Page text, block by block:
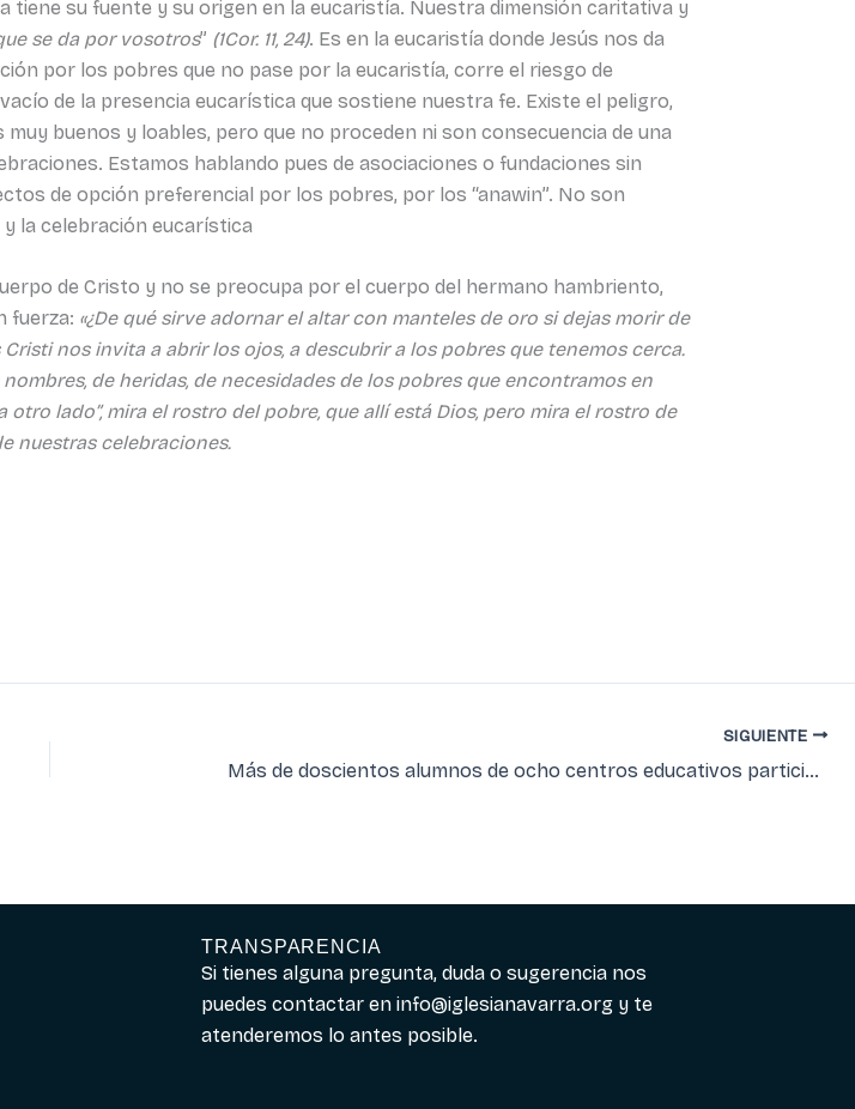
tiene su fuente y su origen en la eucaristía. Nuestra dimensión caritativa y
se da por vosotros” (1Cor. 11, 24). Es en la eucaristía donde Jesús nos da
por los pobres que no pase por la eucaristía, corre el riesgo de
de la presencia eucarística que sostiene nuestra fe. Existe el peligro,
buenos y loables, pero que no proceden ni son consecuencia de una
Estamos hablando pues de asociaciones o fundaciones sin
de opción preferencial por los pobres, por los “anawin”. No son
la celebración eucarística
de Cristo y no se preocupa por el cuerpo del hermano hambriento,
fuerza: «¿De qué sirve adornar el altar con manteles de oro si dejas morir de
Cristi nos invita a abrir los ojos, a descubrir a los pobres que tenemos cerca.
de heridas, de necesidades de los pobres que encontramos en
lado”, mira el rostro del pobre, que allí está Dios, pero mira el rostro de
nuestras celebraciones.
SIGUIENTE
Más de doscientos alumnos de ocho centros educativos participan en el Quinto Concurso Escolar de Memes
TRANSPARENCIA
Si tienes alguna pregunta, duda o sugerencia nos
puedes contactar eninfo@iglesianavarra.org y te
atenderemos lo antes posible.